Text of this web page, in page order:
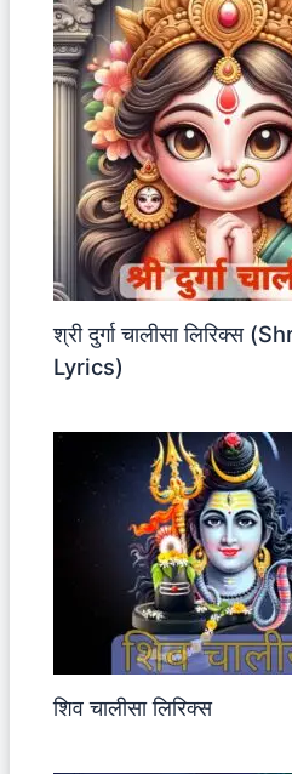
श्री दुर्गा चालीसा लिरिक्स
Lyrics)
शिव चालीसा लिरिक्स